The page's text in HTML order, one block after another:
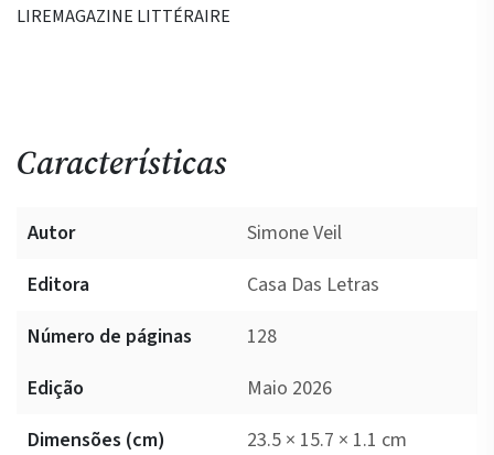
LIREMAGAZINE LITTÉRAIRE
Características
Autor
Simone Veil
Editora
Casa Das Letras
Número de páginas
128
Edição
Maio 2026
Dimensões (cm)
23.5 × 15.7 × 1.1 cm